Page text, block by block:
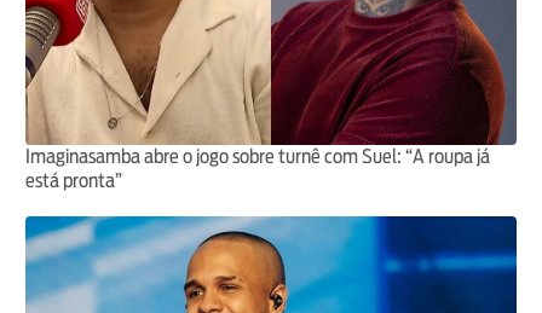
Imaginasamba abre o jogo sobre turnê com Suel: “A roupa já
está pronta”